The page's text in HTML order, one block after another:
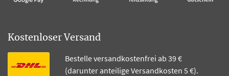
Kostenloser Versand
Bestelle versandkostenfrei ab 39 €
(darunter anteilige Versandkosten 5 €).